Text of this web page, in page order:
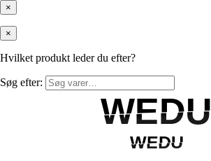
×
×
Hvilket produkt leder du efter?
Søg efter:
WEDU
WEDU
WEDU
WEDU